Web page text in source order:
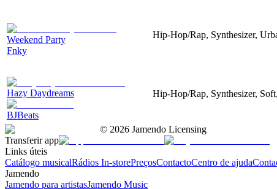
Weekend Party
Fnky
Hip-Hop/Rap, Synthesizer,
Hazy Daydreams
BJBeats
Hip-Hop/Rap, Synthesizer,
© 2026 Jamendo Licensing
Transferir app
Links úteis
Catálogo musicalRádios In-storePreçosContactoCentro de ajuda
Jamendo
Jamendo para artistasJamendo Music